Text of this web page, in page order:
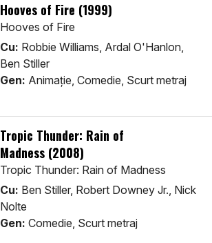
Hooves of Fire (1999)
Hooves of Fire
Cu: Robbie Williams, Ardal O'Hanlon,
Ben Stiller
Gen: Animaţie, Comedie, Scurt metraj
Tropic Thunder: Rain of
Madness (2008)
Tropic Thunder: Rain of Madness
Cu: Ben Stiller, Robert Downey Jr., Nick
Nolte
Gen: Comedie, Scurt metraj